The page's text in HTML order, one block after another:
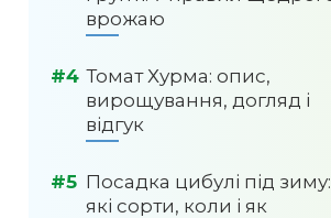
врожаю
Томат Хурма: опис,
вирощування, догляд і
відгук
Посадка цибулі під зиму:
які сорти, коли і як